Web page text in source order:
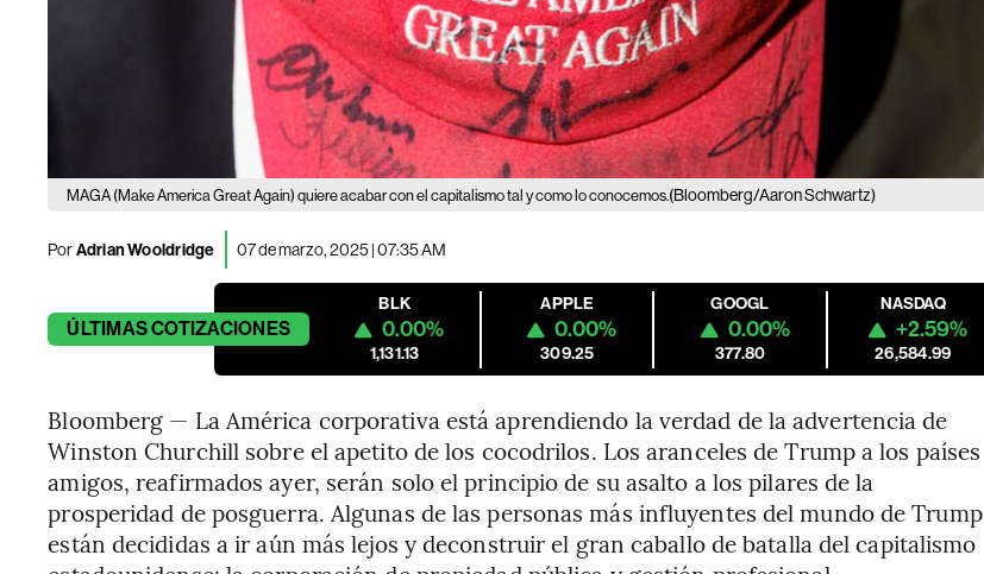
MAGA (Make America Great Again) quiere acabar con el capitalismo tal y como lo conocemos.(Bloomberg/Aaron Schwartz)
PorAdrian Wooldridge 07 de marzo, 2025 | 07:35 AM
ÚLTIMASCOTIZACIONES
BLK
0.00%
1,131.13
APPLE
0.00%
309.25
GOOGL
0.00%
377.80
NASDAQ
+2.59%
26,584.99
Bloomberg — La América corporativa está aprendiendo la verdad de la advertencia de
Winston Churchill sobre el apetito de los cocodrilos. Los aranceles de Trump a los países
amigos, reafirmados ayer, serán solo el principio de su asalto a los pilares de la
prosperidad de posguerra. Algunas de las personas más influyentes del mundo de Trump
están decididas a ir aún más lejos y deconstruir el gran caballo de batalla del capitalismo